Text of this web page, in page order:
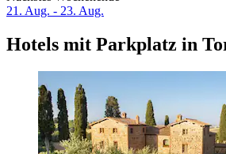
21. Aug. - 23. Aug.
Hotels mit Parkplatz in